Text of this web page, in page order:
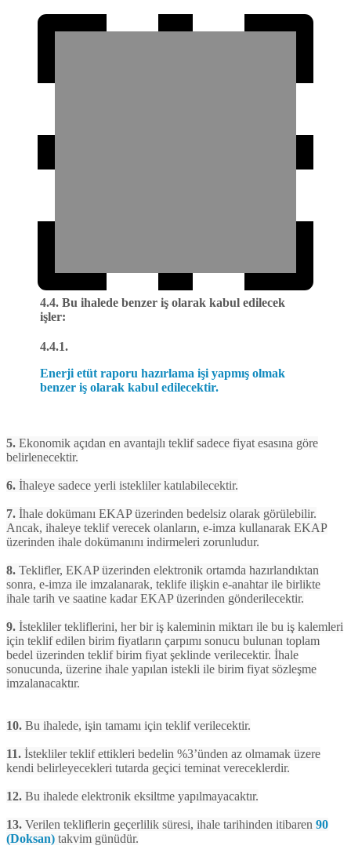
4.4. Bu ihalede benzer iş olarak kabul edilecek
işler:
4.4.1.
Enerji etüt raporu hazırlama işi yapmış olmak
benzer iş olarak kabul edilecektir.
5. Ekonomik açıdan en avantajlı teklif sadece fiyat esasına göre
belirlenecektir.
6. İhaleye sadece yerli istekliler katılabilecektir.
7. İhale dokümanı EKAP üzerinden bedelsiz olarak görülebilir.
Ancak, ihaleye teklif verecek olanların, e-imza kullanarak EKAP
üzerinden ihale dokümanını indirmeleri zorunludur.
8. Teklifler, EKAP üzerinden elektronik ortamda hazırlandıktan
sonra, e-imza ile imzalanarak, teklife ilişkin e-anahtar ile birlikte
ihale tarih ve saatine kadar EKAP üzerinden gönderilecektir.
9. İstekliler tekliflerini, her bir iş kaleminin miktarı ile bu iş kalemleri
için teklif edilen birim fiyatların çarpımı sonucu bulunan toplam
bedel üzerinden teklif birim fiyat şeklinde verilecektir. İhale
sonucunda, üzerine ihale yapılan istekli ile birim fiyat sözleşme
imzalanacaktır.
10. Bu ihalede, işin tamamı için teklif verilecektir.
11. İstekliler teklif ettikleri bedelin %3’ünden az olmamak üzere
kendi belirleyecekleri tutarda geçici teminat vereceklerdir.
12. Bu ihalede elektronik eksiltme yapılmayacaktır.
13. Verilen tekliflerin geçerlilik süresi, ihale tarihinden itibaren 90
(Doksan) takvim günüdür.